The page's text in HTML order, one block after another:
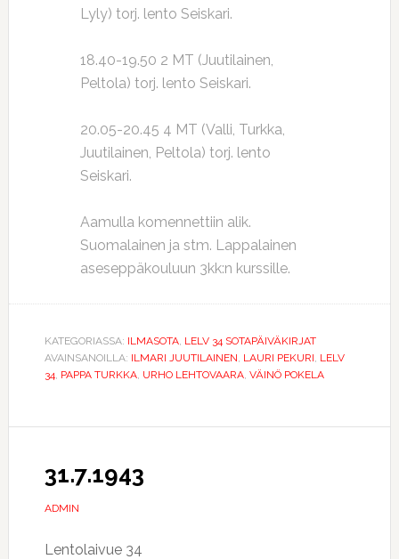
Lyly) torj. lento Seiskari.
18.40-19.50 2 MT (Juutilainen,
Peltola) torj. lento Seiskari.
20.05-20.45 4 MT (Valli, Turkka,
Juutilainen, Peltola) torj. lento
Seiskari.
Aamulla komennettiin alik.
Suomalainen ja stm. Lappalainen
aseseppäkouluun 3kk:n kurssille.
KATEGORIASSA: ILMASOTA, LELV 34 SOTAPÄIVÄKIRJAT
AVAINSANOILLA: ILMARI JUUTILAINEN, LAURI PEKURI, LELV
34, PAPPA TURKKA, URHO LEHTOVAARA, VÄINÖ POKELA
31.7.1943
ADMIN
Lentolaivue 34